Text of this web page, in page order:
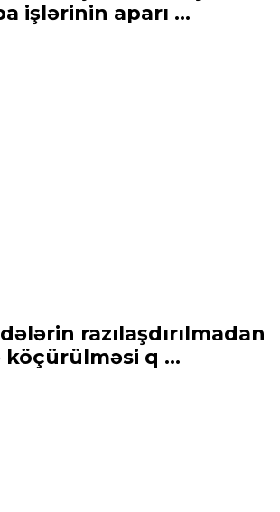
işlərinin aparı ...
razılaşdırılmadan
köçürülməsi q ...